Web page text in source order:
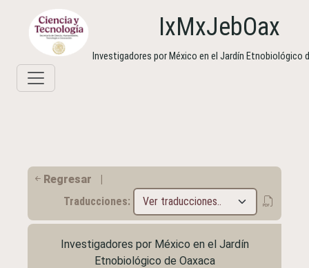
IxMxJebOax
Investigadores por México en el Jardín Etnobiológico
Regresar
|
Traducciones:
Investigadores por México en el Jardín
Etnobiológico de Oaxaca